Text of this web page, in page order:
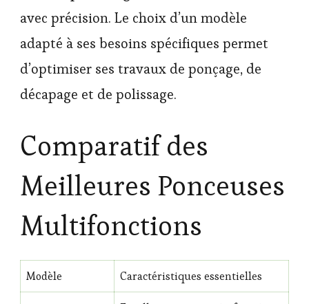
avec précision. Le choix d’un modèle
adapté à ses besoins spécifiques permet
d’optimiser ses travaux de ponçage, de
décapage et de polissage.
Comparatif des
Meilleures Ponceuses
Multifonctions
Modèle Caractéristiques essentielles